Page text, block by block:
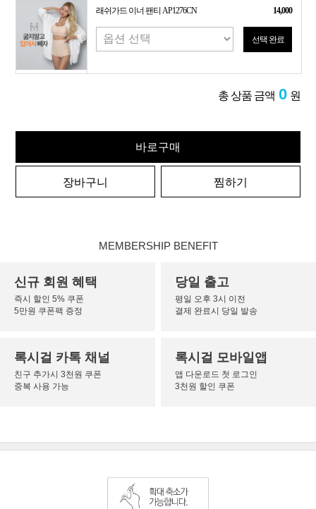
래쉬가드 이너 팬티 AP1276CN 14,000
선택 완료
총 상품 금액 0 원
바로구매
장바구니 찜하기
MEMBERSHIP BENEFIT
신규 회원 혜택
즉시 할인 5% 쿠폰
5만원 쿠폰팩 증정
당일 출고
평일 오후 3시 이전
결제 완료시 당일 발송
록시걸 카톡 채널
친구 추가시 3천원 쿠폰
중복 사용 가능
록시걸 모바일앱
앱 다운로드 첫 로그인
3천원 할인 쿠폰